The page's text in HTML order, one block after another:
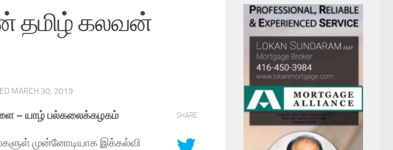
தமிழ் கலவன்
MARCH 30, 2019
– யாழ் பல்கலைக்கழகம்
முன்னோடியாக இக்கல்வி
SHARE